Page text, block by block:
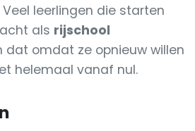
leerlingen die starten
als rijschool
dat omdat ze opnieuw willen
helemaal vanaf nul.